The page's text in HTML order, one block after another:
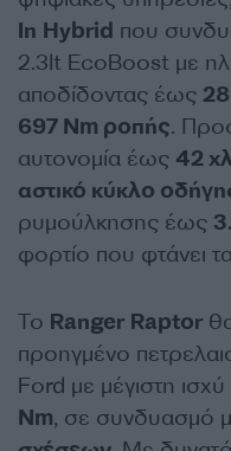
In Hybrid που
2.3lt EcoBoost με
αποδίδοντας έως
697 Nm ροπής.
αυτονομία έως 42
αστικό κύκλο
ρυμούλκησης έως
φορτίο που φτάνει
Το Ranger Raptor
προηγμένο
Ford με μέγιστη ισχύ
Nm, σε συνδυασμό